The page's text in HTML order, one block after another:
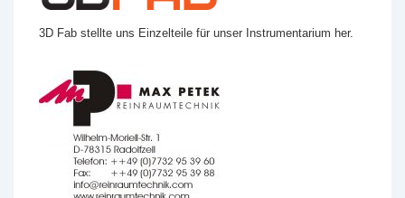
3D Fab stellte uns Einzelteile für unser Instrumentarium her.